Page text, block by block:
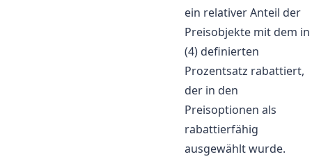
ein relativer Anteil der
Preisobjekte mit dem in
(4) definierten
Prozentsatz rabattiert,
der in den
Preisoptionen als
rabattierfähig
ausgewählt wurde.